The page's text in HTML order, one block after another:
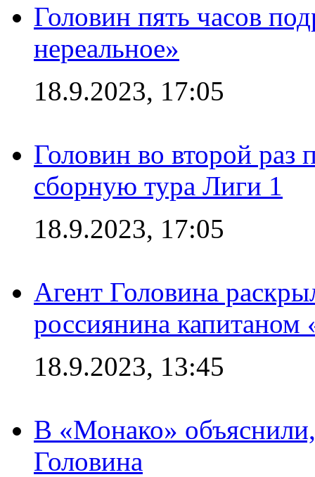
Головин пять часов
нереальное»
18.9.2023, 17:05
Головин во второй раз
сборную тура Лиги 1
18.9.2023, 17:05
Агент Головина
россиянина
18.9.2023, 13:45
В «Монако»
Головина